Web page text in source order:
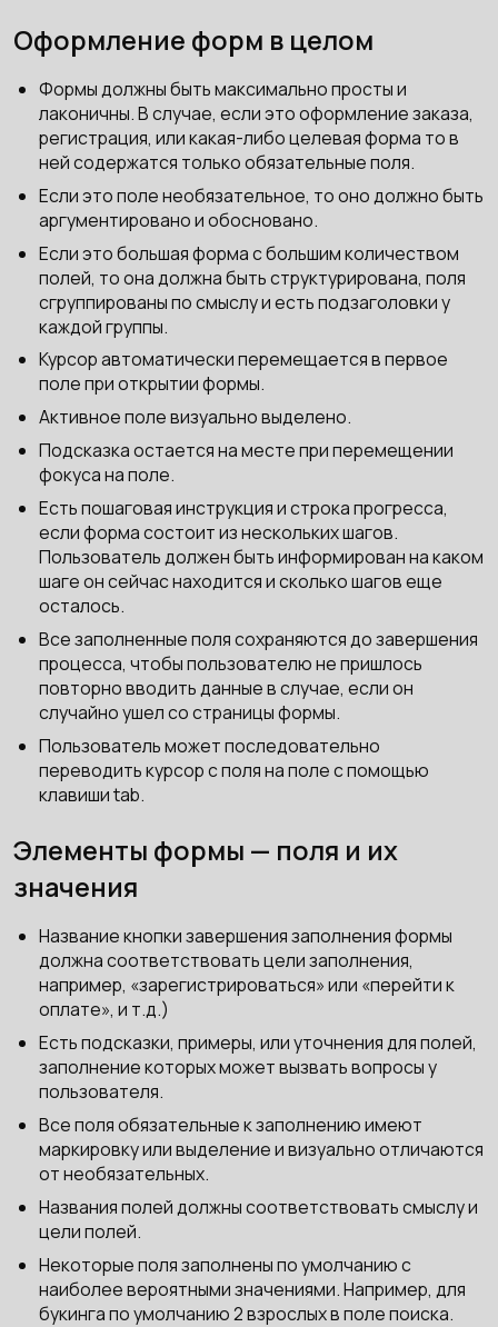
Оформление форм в целом
Формы должны быть максимально просты и
лаконичны. В случае, если это оформление заказа,
регистрация, или какая-либо целевая форма то в
ней содержатся только обязательные поля.
Если это поле необязательное, то оно должно быть
аргументировано и обосновано.
Если это большая форма с большим количеством
полей, то она должна быть структурирована, поля
сгруппированы по смыслу и есть подзаголовки у
каждой группы.
Курсор автоматически перемещается в первое
поле при открытии формы.
Активное поле визуально выделено.
Подсказка остается на месте при перемещении
фокуса на поле.
Есть пошаговая инструкция и строка прогресса,
если форма состоит из нескольких шагов.
Пользователь должен быть информирован на каком
шаге он сейчас находится и сколько шагов еще
осталось.
Все заполненные поля сохраняются до завершения
процесса, чтобы пользователю не пришлось
повторно вводить данные в случае, если он
случайно ушел со страницы формы.
Пользователь может последовательно
переводить курсор с поля на поле с помощью
клавиши tab.
Элементы формы — поля и их
значения
Название кнопки завершения заполнения формы
должна соответствовать цели заполнения,
например, «зарегистрироваться» или «перейти к
оплате», и т.д.)
Есть подсказки, примеры, или уточнения для полей,
заполнение которых может вызвать вопросы у
пользователя.
Все поля обязательные к заполнению имеют
маркировку или выделение и визуально отличаются
от необязательных.
Названия полей должны соответствовать смыслу и
цели полей.
Некоторые поля заполнены по умолчанию с
наиболее вероятными значениями. Например, для
букинга по умолчанию 2 взрослых в поле поиска.